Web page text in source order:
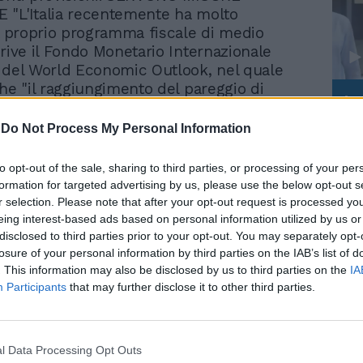
Do Not Process My Personal Information
opt-out of the sale, sharing to third parties, or processing of your
for targeted advertising by us, please use the below opt-out
selection. Please note that after your opt-out request is processed
interest-based ads based on personal information utilized by us
to third parties prior to your opt-out. You may separately
of your personal information by third parties on the IAB’s list of
This information may also be disclosed by us to third parties on the
Participants that may further disclose it to other third parties.
Data Processing Opt Outs
"L'Italia recentemente ha molto
programma fiscale di medio
il Fondo Monetario Internazionale
World Economic Outlook, nel quale
"il raggiungimento del pareggio di
alcune misure addizionali". Il testo
recente stretta adottata dall'Italia e
portare avanti alcune delle misure per il
di bilancio varate a luglio sono
il Fmi. RALLENTA LA CRESCITA
al ribasso le previsioni di crescita
il Fmi a rallentare sono soprattutto le
mentre continuano a tenere i
e in via di sviluppo."L'attività globale
cui il Pil mondiale avanzerà
Rudy Giuliani a Come States?
americana